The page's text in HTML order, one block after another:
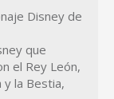
Disney de
que
el Rey León,
y la Bestia,